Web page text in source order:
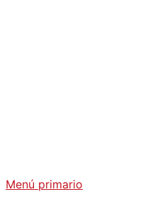
Menú primario